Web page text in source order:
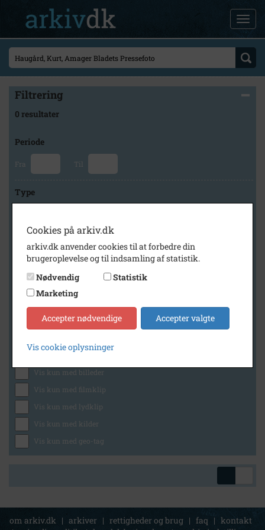
Filtrering
0 resultater
Periode
Fra Til
Type
Arkiv
Historisk Arkiv Dragør
Generelt
Vis kun med billeder
Vis kun med filmklip
Vis kun med lydklip
Vis kun med kilder
Vis kun med geo-tag
om arkiv.dk | arkiver | rettigheder og brug | faq | kontakt
Cookies på arkiv.dk
arkiv.dk anvender cookies til at forbedre din
brugeroplevelse og til indsamling af statistik.
Nødvendig
Statistik
Marketing
Accepter nødvendige Accepter valgte
Vis cookie oplysninger